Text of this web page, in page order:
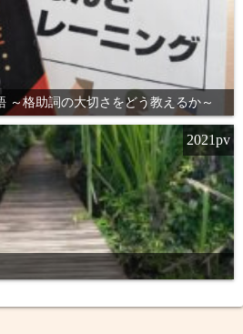
～格助詞の大切さをどう教えるか～
2021pv